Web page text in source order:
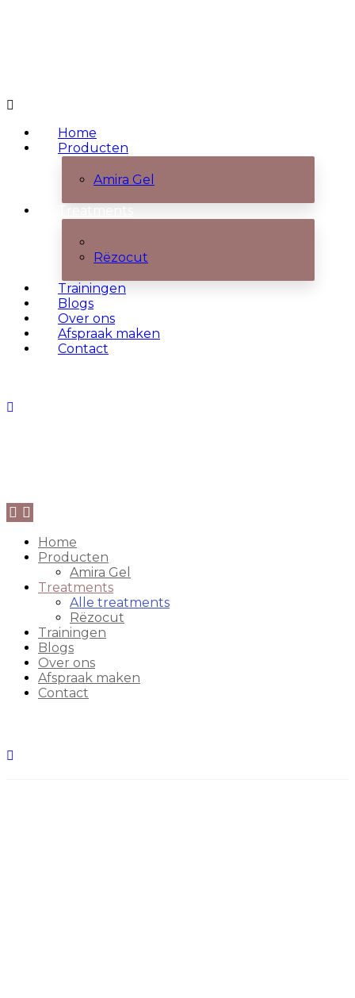
Home
Producten
Amira Gel
Treatments
Rëzocut
Trainingen
Blogs
Over ons
Afspraak maken
Contact
Home
Producten
Amira Gel
Treatments
Alle treatments
Rëzocut
Trainingen
Blogs
Over ons
Afspraak maken
Contact